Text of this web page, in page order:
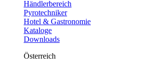
Händlerbereich
Pyrotechniker
Hotel & Gastronomie
Kataloge
Downloads
Österreich